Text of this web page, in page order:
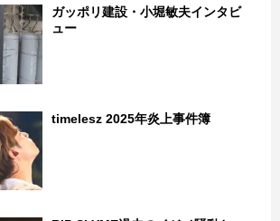
ガッポリ建設・小堀敏夫インタビ
ュー
timelesz 2025年炎上事件簿